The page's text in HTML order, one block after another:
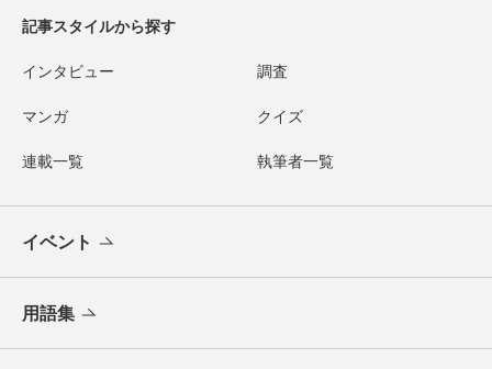
記事スタイルから探す
インタビュー 調査
マンガ クイズ
連載一覧 執筆者一覧
イベント
用語集